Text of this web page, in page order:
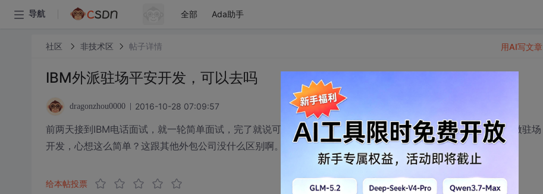
导航 全部 Ada助手
社区 非技术区 帖子详情
IBM外派驻场平安开发，可以去吗
dragonzhou0000 2016-10-28 07:09:57
前两天接到IBM电话面试，就一轮简单面试，完了就说可以了。现在在走offer流程。工作性质是外派到平安科技做驻场
开发，心想这么简单？这跟其他外包公司没什么区别啊。。。有疑惑，在观望，求大家指点。
给本帖投票
用AI写文章